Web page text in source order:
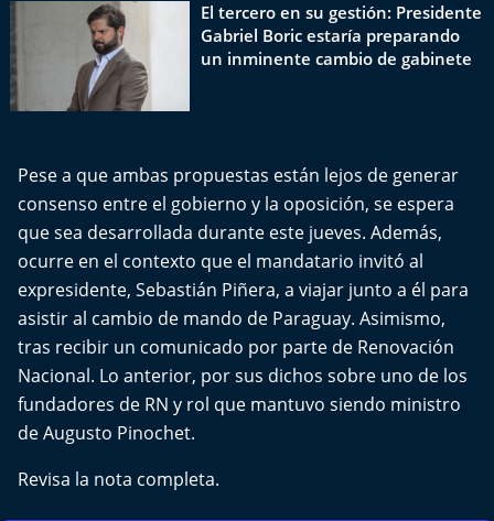
Deportes
Conexión Digital
Psicología Abierta
Impacto Tecnológico
Sesiones Dieciocheras
Expreso PM
Conecta Vida
El Mejor País de Chile
El tercero en su gestión: Presidente
Gabriel Boric estaría preparando
un inminente cambio de gabinete
Pese a que ambas propuestas están lejos de generar
consenso entre el gobierno y la oposición, se espera
que sea desarrollada durante este jueves. Además,
ocurre en el contexto que el mandatario invitó al
expresidente, Sebastián Piñera, a viajar junto a él para
asistir al cambio de mando de Paraguay. Asimismo,
tras recibir un comunicado por parte de Renovación
Nacional. Lo anterior, por sus dichos sobre uno de los
fundadores de RN y rol que mantuvo siendo ministro
de Augusto Pinochet.
Revisa la nota completa.